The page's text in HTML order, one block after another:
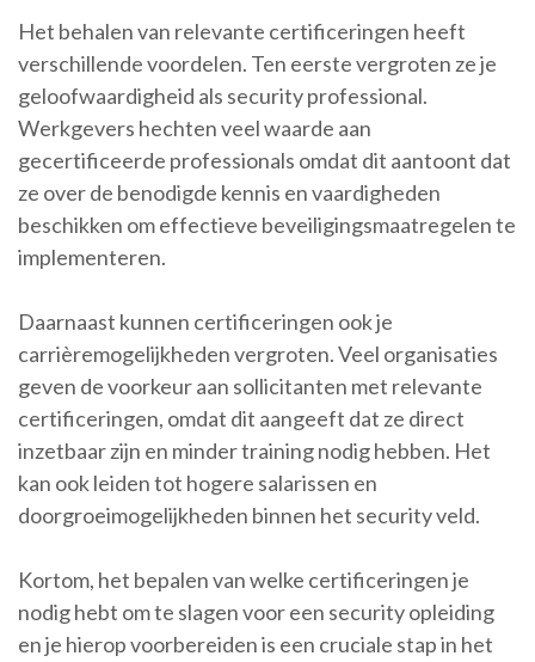
Het behalen van relevante certificeringen heeft
verschillende voordelen. Ten eerste vergroten ze je
geloofwaardigheid als security professional.
Werkgevers hechten veel waarde aan
gecertificeerde professionals omdat dit aantoont dat
ze over de benodigde kennis en vaardigheden
beschikken om effectieve beveiligingsmaatregelen te
implementeren.
Daarnaast kunnen certificeringen ook je
carrièremogelijkheden vergroten. Veel organisaties
geven de voorkeur aan sollicitanten met relevante
certificeringen, omdat dit aangeeft dat ze direct
inzetbaar zijn en minder training nodig hebben. Het
kan ook leiden tot hogere salarissen en
doorgroeimogelijkheden binnen het security veld.
Kortom, het bepalen van welke certificeringen je
nodig hebt om te slagen voor een security opleiding
en je hierop voorbereiden is een cruciale stap in het